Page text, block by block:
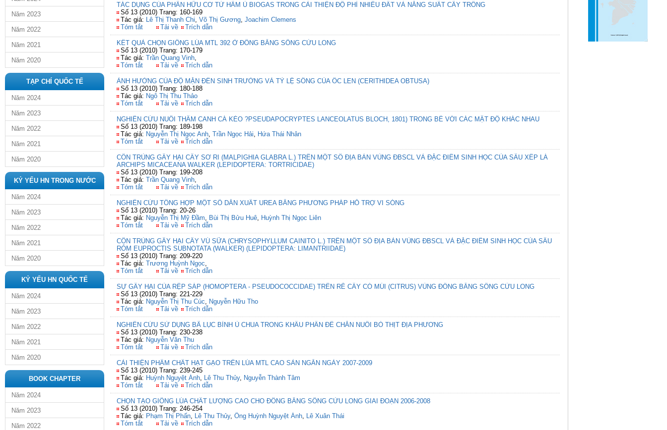
Năm 2023
Năm 2022
Năm 2021
Năm 2020
TẠP CHÍ QUỐC TẾ
Năm 2024
Năm 2023
Năm 2022
Năm 2021
Năm 2020
KỶ YẾU HN TRONG NƯỚC
Năm 2024
Năm 2023
Năm 2022
Năm 2021
Năm 2020
KỶ YẾU HN QUỐC TẾ
Năm 2024
Năm 2023
Năm 2022
Năm 2021
Năm 2020
BOOK CHAPTER
Năm 2024
Năm 2023
Năm 2022
TÁC DỤNG CỦA PHÂN HỮU CƠ TỪ HẦM Ủ BIOGAS TRONG CẢI THIỆN ĐỘ PHÌ NHIÊU ĐẤT VÀ NĂNG SUẤT CÂY TRỒNG
Số 13 (2010) Trang: 160-169
Tác giả: Lê Thị Thanh Chi, Võ Thị Gương, Joachim Clemens
Tóm tắt
Tải về Trích dẫn
KẾT QUẢ CHỌN GIỐNG LÚA MTL 392 Ở ĐỒNG BẰNG SÔNG CỬU LONG
Số 13 (2010) Trang: 170-179
Tác giả: Trần Quang Vinh,
Tóm tắt
Tải về Trích dẫn
ẢNH HƯỞNG CỦA ĐỘ MẶN ĐẾN SINH TRƯỞNG VÀ TỶ LỆ SỐNG CỦA ỐC LEN (CERITHIDEA OBTUSA)
Số 13 (2010) Trang: 180-188
Tác giả: Ngô Thị Thu Thảo
Tóm tắt
Tải về Trích dẫn
NGHIÊN CỨU NUÔI THÂM CANH CÁ KÈO ?PSEUDAPOCRYPTES LANCEOLATUS BLOCH, 1801) TRONG BỂ VỚI CÁC MẬT ĐỘ KHÁC NHAU
Số 13 (2010) Trang: 189-198
Tác giả: Nguyễn Thị Ngọc Anh, Trần Ngọc Hải, Hứa Thái Nhân
Tóm tắt
Tải về Trích dẫn
CÔN TRÙNG GÂY HẠI CÂY SƠ RI (MALPIGHIA GLABRA L.) TRÊN MỘT SỐ ĐỊA BÀN VÙNG ĐBSCL VÀ ĐẶC ĐIỂM SINH HỌC CỦA SÂU XẾP LÁ
ARCHIPS MICACEANA WALKER (LEPIDOPTERA: TORTRICIDAE)
Số 13 (2010) Trang: 199-208
Tác giả: Trần Quang Vinh,
Tóm tắt
Tải về Trích dẫn
NGHIÊN CỨU TỔNG HỢP MỘT SỐ DẪN XUẤT UREA BẰNG PHƯƠNG PHÁP HỖ TRỢ VI SÓNG
Số 13 (2010) Trang: 20-26
Tác giả: Nguyễn Thị Mỹ Đầm, Bùi Thị Bửu Huê, Huỳnh Thị Ngọc Liên
Tóm tắt
Tải về Trích dẫn
CÔN TRÙNG GÂY HẠI CÂY VÚ SỮA (CHRYSOPHYLLUM CAINITO L.) TRÊN MỘT SỐ ĐỊA BÀN VÙNG ĐBSCL VÀ ĐẶC ĐIỂM SINH HỌC CỦA SÂU
RÓM EUPROCTIS SUBNOTATA (WALKER) (LEPIDOPTERA: LIMANTRIIDAE)
Số 13 (2010) Trang: 209-220
Tác giả: Trương Huỳnh Ngọc,
Tóm tắt
Tải về Trích dẫn
SỰ GÂY HẠI CỦA RỆP SÁP (HOMOPTERA - PSEUDOCOCCIDAE) TRÊN RỄ CÂY CÓ MÚI (CITRUS) VÙNG ĐỒNG BẰNG SÔNG CỬU LONG
Số 13 (2010) Trang: 221-229
Tác giả: Nguyễn Thị Thu Cúc, Nguyễn Hữu Tho
Tóm tắt
Tải về Trích dẫn
NGHIÊN CỨU SỬ DỤNG BÃ LỤC BÌNH Ủ CHUA TRONG KHẨU PHẦN ĐỂ CHĂN NUÔI BÒ THỊT ĐỊA PHƯƠNG
Số 13 (2010) Trang: 230-238
Tác giả: Nguyễn Văn Thu
Tóm tắt
Tải về Trích dẫn
CẢI THIỆN PHẨM CHẤT HẠT GẠO TRÊN LÚA MTL CAO SẢN NGẮN NGÀY 2007-2009
Số 13 (2010) Trang: 239-245
Tác giả: Huỳnh Nguyệt Ánh, Lê Thu Thủy, Nguyễn Thành Tâm
Tóm tắt
Tải về Trích dẫn
CHỌN TẠO GIỐNG LÚA CHẤT LƯỢNG CAO CHO ĐỒNG BẰNG SÔNG CỬU LONG GIAI ĐOẠN 2006-2008
Số 13 (2010) Trang: 246-254
Tác giả: Phạm Thị Phấn, Lê Thu Thủy, Ông Huỳnh Nguyệt Ánh, Lê Xuân Thái
Tóm tắt
Tải về Trích dẫn